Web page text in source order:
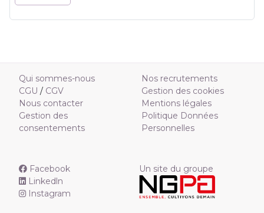
Qui sommes-nous
CGU / CGV
Nous contacter
Gestion des
consentements
Nos recrutements
Gestion des cookies
Mentions légales
Politique Données
Personnelles
Facebook
Linkedln
Instagram
Un site du groupe